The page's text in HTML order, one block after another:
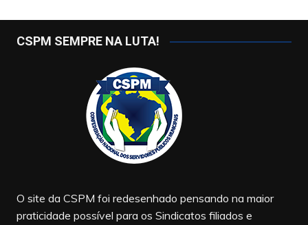
CSPM SEMPRE NA LUTA!
O site da CSPM foi redesenhado pensando na maior
praticidade possível para os Sindicatos filiados e